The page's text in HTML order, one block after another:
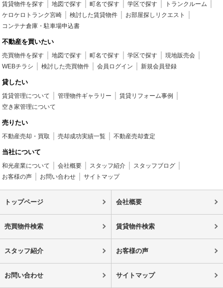
賃貸物件を探す 地図で探す 町名で探す 学区で探す
トランクルーム
ケロケロトランク宮崎
検討した賃貸物件
お部屋探しリクエスト
コンテナ倉庫・駐車場申込書
不動産を買いたい
売買物件を探す 地図で探す 町名で探す 学区で探す
現地販売会
WEBチラシ
検討した売買物件 会員ログイン 新規会員登録
貸したい
賃貸管理について 管理物件ギャラリー
賃貸リフォーム事例
空き家管理について
売りたい
不動産売却・買取 売却成功実績一覧 不動産売却査定
当社について
和光産業について 会社概要 スタッフ紹介
スタッフブログ
お客様の声
お問い合わせ サイトマップ
トップページ 会社概要
売買物件検索 賃貸物件検索
スタッフ紹介 お客様の声
お問い合わせ サイトマップ